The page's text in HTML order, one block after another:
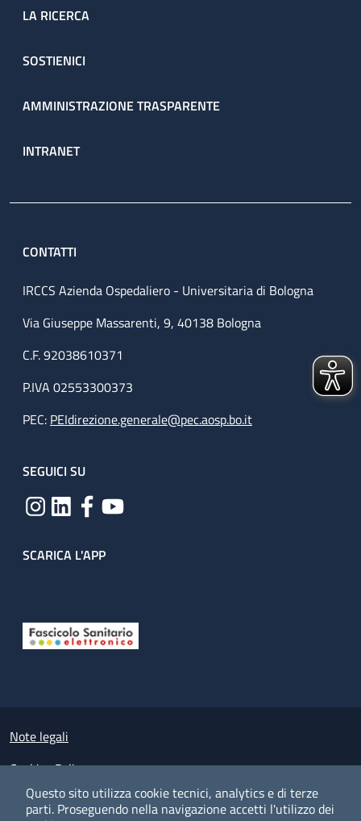
Questo sito utilizza cookie tecnici, analytics e di terze
parti. Proseguendo nella navigazione accetti l'utilizzo dei
LA RICERCA
SOSTIENICI
AMMINISTRAZIONE TRASPARENTE
INTRANET
CONTATTI
IRCCS Azienda Ospedaliero - Universitaria di Bologna
Via Giuseppe Massarenti, 9, 40138 Bologna
C.F. 92038610371
P.IVA 02553300373
PEC: PEIdirezione.generale@pec.aosp.bo.it
SEGUICI SU
SCARICA L'APP
Small prints
Note legali
Cookies Policy
Policy privacy e protezione del dato personale